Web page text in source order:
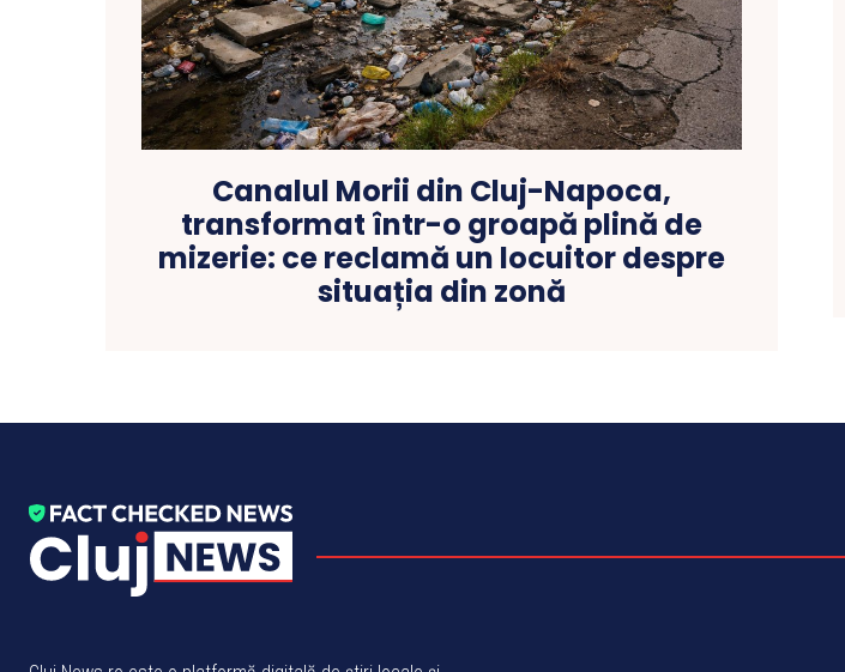
Canalul Morii din Cluj-Napoca,
transformat într-o groapă plină de
mizerie: ce reclamă un locuitor despre
situația din zonă